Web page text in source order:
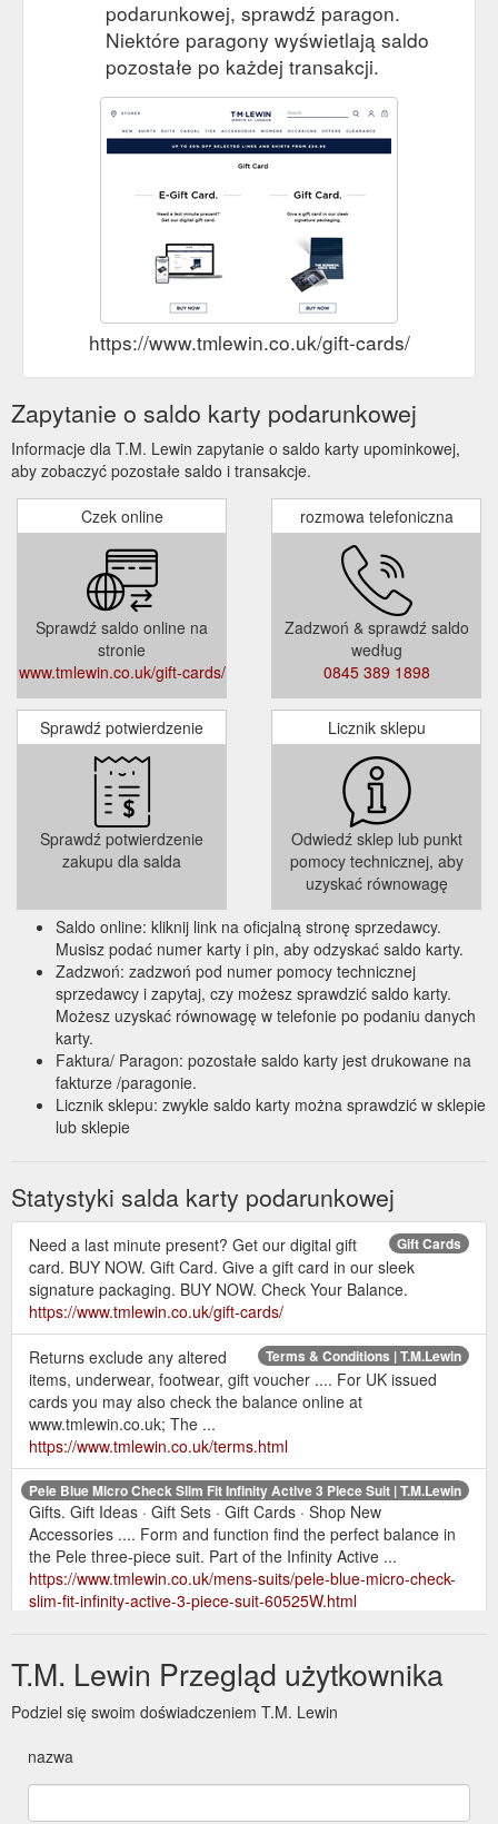
podarunkowej, sprawdź paragon.
Niektóre paragony wyświetlają saldo
pozostałe po każdej transakcji.
https://www.tmlewin.co.uk/gift-cards/
Zapytanie o saldo karty podarunkowej
Informacje dla T.M. Lewin zapytanie o saldo karty upominkowej,
aby zobaczyć pozostałe saldo i transakcje.
Czek online
Sprawdź saldo online na
stronie
www.tmlewin.co.uk/gift-cards/
rozmowa telefoniczna
Zadzwoń & sprawdź saldo
według
0845 389 1898
Sprawdź potwierdzenie
Sprawdź potwierdzenie
zakupu dla salda
Licznik sklepu
Odwiedź sklep lub punkt
pomocy technicznej, aby
uzyskać równowagę
Saldo online: kliknij link na oficjalną stronę sprzedawcy.
Musisz podać numer karty i pin, aby odzyskać saldo karty.
Zadzwoń: zadzwoń pod numer pomocy technicznej
sprzedawcy i zapytaj, czy możesz sprawdzić saldo karty.
Możesz uzyskać równowagę w telefonie po podaniu danych
karty.
Faktura/ Paragon: pozostałe saldo karty jest drukowane na
fakturze /paragonie.
Licznik sklepu: zwykle saldo karty można sprawdzić w sklepie
lub sklepie
Statystyki salda karty podarunkowej
Gift Cards
Need a last minute present? Get our digital gift
card. BUY NOW. Gift Card. Give a gift card in our sleek
signature packaging. BUY NOW. Check Your Balance.
https://www.tmlewin.co.uk/gift-cards/
Terms & Conditions | T.M.Lewin
Returns exclude any altered
items, underwear, footwear, gift voucher .... For UK issued
cards you may also check the balance online at
www.tmlewin.co.uk; The ...
https://www.tmlewin.co.uk/terms.html
Pele Blue Micro Check Slim Fit Infinity Active 3 Piece Suit | T.M.Lewin
Gifts. Gift Ideas · Gift Sets · Gift Cards · Shop New
Accessories .... Form and function find the perfect balance in
the Pele three-piece suit. Part of the Infinity Active ...
https://www.tmlewin.co.uk/mens-suits/pele-blue-micro-check-
slim-fit-infinity-active-3-piece-suit-60525W.html
T.M. Lewin Przegląd użytkownika
Podziel się swoim doświadczeniem T.M. Lewin
nazwa